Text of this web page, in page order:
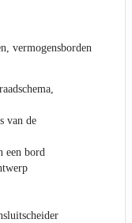
vermogensborden
van de
een bord